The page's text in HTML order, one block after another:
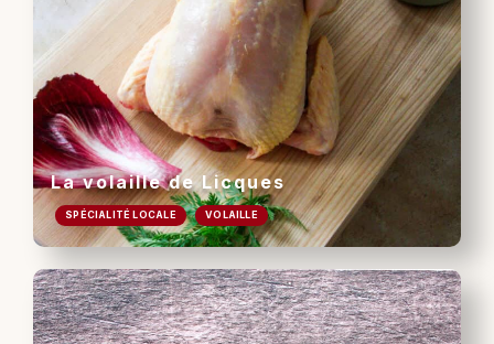
La volaille de Licques
SPÉCIALITÉ LOCALE VOLAILLE